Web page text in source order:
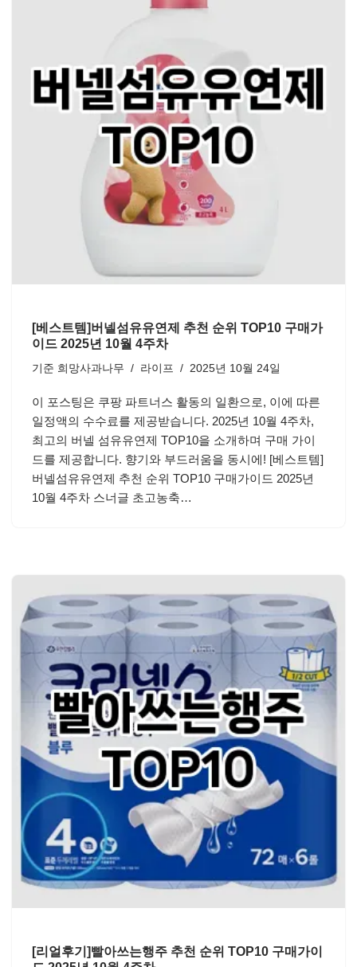
[베스트템]버넬섬유유연제 추천 순위 TOP10 구매가
이드 2025년 10월 4주차
기준 희망사과나무 라이프 2025년 10월 24일
이 포스팅은 쿠팡 파트너스 활동의 일환으로, 이에 따른
일정액의 수수료를 제공받습니다. 2025년 10월 4주차,
최고의 버넬 섬유유연제 TOP10을 소개하며 구매 가이
드를 제공합니다. 향기와 부드러움을 동시에! [베스트템]
버넬섬유유연제 추천 순위 TOP10 구매가이드 2025년
10월 4주차 스너글 초고농축…
[리얼후기]빨아쓰는행주 추천 순위 TOP10 구매가이